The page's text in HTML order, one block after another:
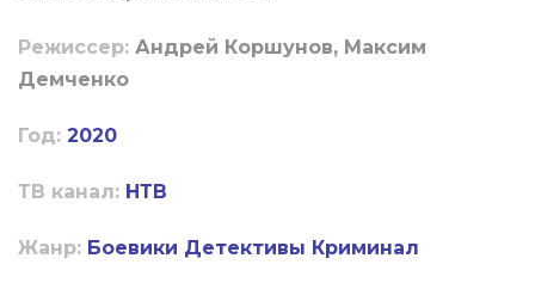
Режиссер: Андрей Коршунов, Максим
Демченко
Год: 2020
ТВ канал: НТВ
Жанр: Боевики Детективы Криминал